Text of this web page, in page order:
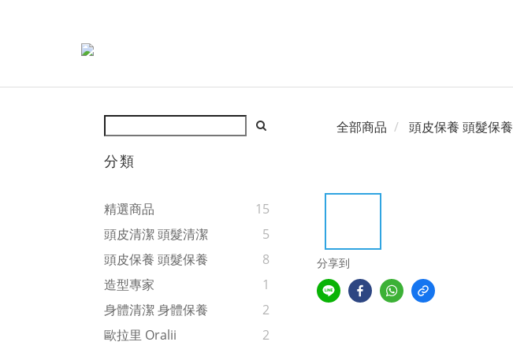
分類
精選商品
15
頭皮清潔 頭髮清潔
5
頭皮保養 頭髮保養
8
造型專家
1
身體清潔 身體保養
2
歐拉里 Oralii
2
全部商品 頭皮保養 頭髮保養
分享到